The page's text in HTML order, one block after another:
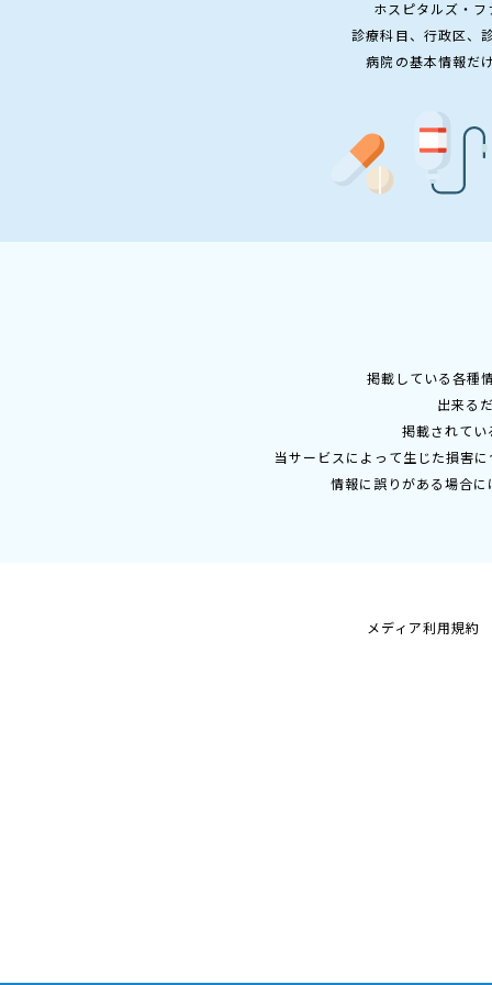
ホスピタルズ・
診療科目、行政区、
病院の基本情報だ
掲載している各種
出来る
掲載されて
当サービスによって生じた損害
情報に誤りがある場合
メディア利用規約